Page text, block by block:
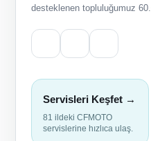
desteklenen topluluğumuz
Servisleri Keşfet →
81 ildeki CFMOTO
servislerine hızlıca ulaş.